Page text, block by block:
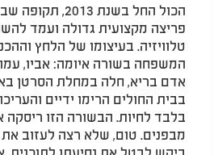
הכול החל בשנת
פריצה מקצועית גדולה ועמד
טלוויזיה. בעיצומו של הלחץ
המשפחה בשורה איומה: אביו,
אדם בריא, חלה במחלת הסרטן
בבית החולים הרימו ידיים
בלבד לחיות. הבשורה הזו
מבפנים. טום, שלא רצה לעזוב את